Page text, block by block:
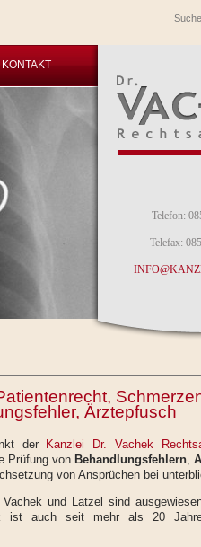
Suche
KONTAKT
Telefon:
Telefax:
Ärztepfusch
der Kanzlei Dr. Vachek
Prüfung von Behandlungsfehlern,
von Ansprüchen bei
und Latzel sind
ist auch seit mehr als 20